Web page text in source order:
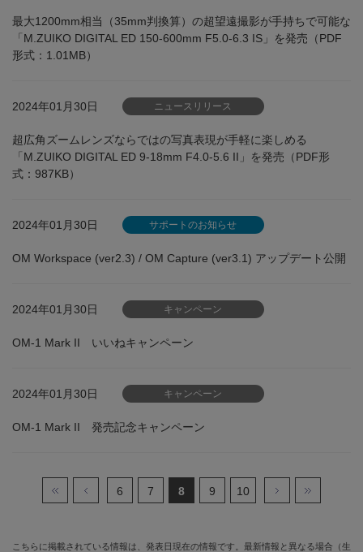
最大1200mm相当（35mm判換算）の超望遠撮影が手持ちで可能な
「M.ZUIKO DIGITAL ED 150-600mm F5.0-6.3 IS」を発売（PDF
形式：1.01MB）
2024年01月30日 ニュースリリース
超広角ズームレンズならではの写真表現が手軽に楽しめる
「M.ZUIKO DIGITAL ED 9-18mm F4.0-5.6 II」を発売（PDF形
式：987KB）
2024年01月30日 サポートのお知らせ
OM Workspace (ver2.3) / OM Capture (ver3.1) アップデート公開
2024年01月30日 キャンペーン
OM-1 Mark II いいねキャンペーン
2024年01月30日 キャンペーン
OM-1 Mark II 発売記念キャンペーン
6 7 8 9 10
こちらに掲載されている情報は、発表日現在の情報です。最新情報と異なる場合（生